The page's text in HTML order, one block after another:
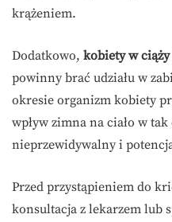
krążeniem.
Dodatkowo, kobiety w ciąży
powinny brać udziału w
okresie organizm kobiety
wpływ zimna na ciało w
nieprzewidywalny i
Przed przystąpieniem do
konsultacja z lekarzem lub